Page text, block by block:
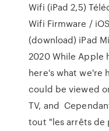
Wifi (iPad 2,5)
Wifi Firmware /
(download) iPad
2020 While Apple
here's what we're
could be viewed
TV, and
tout "les arrêts de